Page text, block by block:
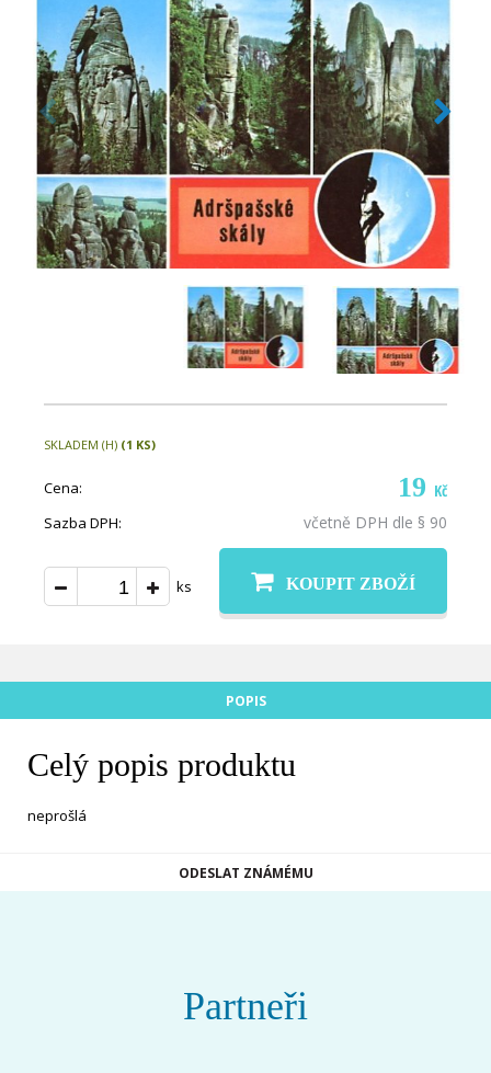
SKLADEM (H) (1 KS)
Cena: 19 Kč
Sazba DPH: včetně DPH dle § 90
ks KOUPIT ZBOŽÍ
POPIS
Celý popis produktu
neprošlá
ODESLAT ZNÁMÉMU
Partneři